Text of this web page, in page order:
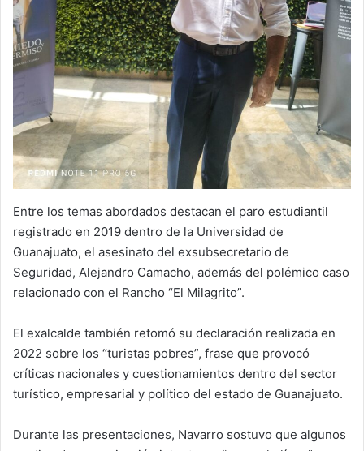
Entre los temas abordados destacan el paro estudiantil
registrado en 2019 dentro de la Universidad de
Guanajuato, el asesinato del exsubsecretario de
Seguridad, Alejandro Camacho, además del polémico caso
relacionado con el Rancho “El Milagrito”.
El exalcalde también retomó su declaración realizada en
2022 sobre los “turistas pobres”, frase que provocó
críticas nacionales y cuestionamientos dentro del sector
turístico, empresarial y político del estado de Guanajuato.
Durante las presentaciones, Navarro sostuvo que algunos